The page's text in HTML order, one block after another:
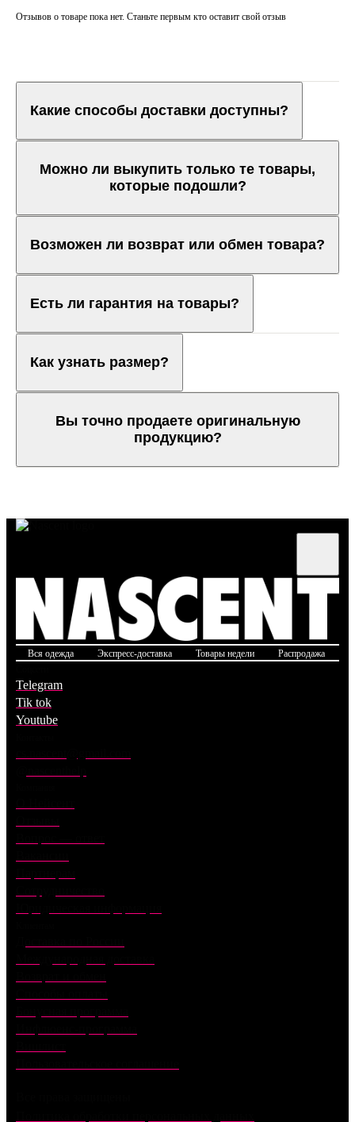
Отзывов о товаре пока нет. Станьте первым кто оставит свой отзыв
Какие способы доставки доступны?
Можно ли выкупить только те товары,
которые подошли?
Возможен ли возврат или обмен товара?
Есть ли гарантия на товары?
Как узнать размер?
Вы точно продаете оригинальную
продукцию?
Вся одежда Экспресс-доставка Товары недели Распродажа
Telegram
Tik tok
Youtube